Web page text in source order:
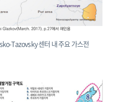
Tazovsky 센터 내 주요 가스전